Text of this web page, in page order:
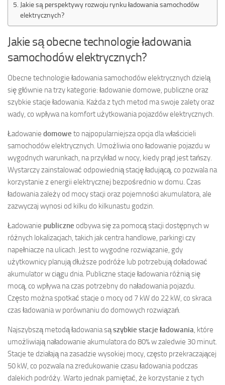
Jakie są perspektywy rozwoju rynku ładowania samochodów
elektrycznych?
Jakie są obecne technologie ładowania
samochodów elektrycznych?
Obecne technologie ładowania samochodów elektrycznych dzielą
się głównie na trzy kategorie: ładowanie domowe, publiczne oraz
szybkie stacje ładowania. Każda z tych metod ma swoje zalety oraz
wady, co wpływa na komfort użytkowania pojazdów elektrycznych.
Ładowanie domowe to najpopularniejsza opcja dla właścicieli
samochodów elektrycznych. Umożliwia ono ładowanie pojazdu w
wygodnych warunkach, na przykład w nocy, kiedy prąd jest tańszy.
Wystarczy zainstalować odpowiednią stację ładującą, co pozwala na
korzystanie z energii elektrycznej bezpośrednio w domu. Czas
ładowania zależy od mocy stacji oraz pojemności akumulatora, ale
zazwyczaj wynosi od kilku do kilkunastu godzin.
Ładowanie publiczne odbywa się za pomocą stacji dostępnych w
różnych lokalizacjach, takich jak centra handlowe, parkingi czy
napełniacze na ulicach. Jest to wygodne rozwiązanie, gdy
użytkownicy planują dłuższe podróże lub potrzebują doładować
akumulator w ciągu dnia. Publiczne stacje ładowania różnią się
mocą, co wpływa na czas potrzebny do naładowania pojazdu.
Często można spotkać stacje o mocy od 7 kW do 22 kW, co skraca
czas ładowania w porównaniu do domowych rozwiązań.
Najszybszą metodą ładowania sąszybkie stacje ładowania, które
umożliwiają naładowanie akumulatora do 80% w zaledwie 30 minut.
Stacje te działają na zasadzie wysokiej mocy, często przekraczającej
50 kW, co pozwala na zredukowanie czasu ładowania podczas
dalekich podróży. Warto jednak pamiętać, że korzystanie z tych